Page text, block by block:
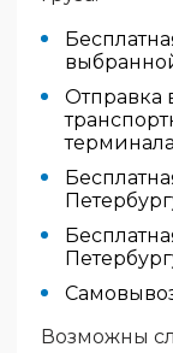
Отправка
Возможны